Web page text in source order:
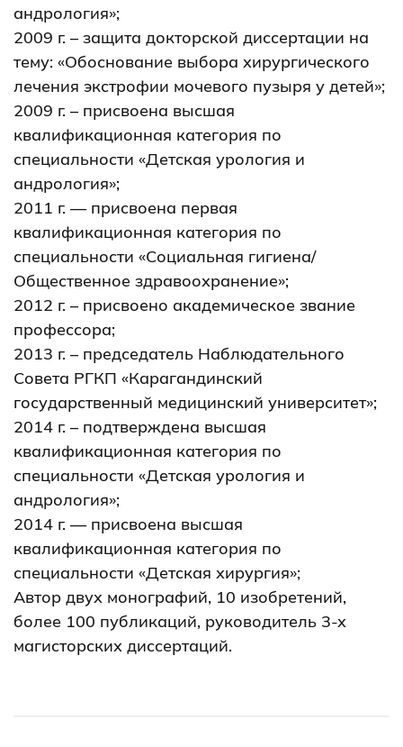
андрология»;
2009 г. – защита докторской диссертации на
тему: «Обоснование выбора хирургического
лечения экстрофии мочевого пузыря у детей»;
2009 г. – присвоена высшая
квалификационная категория по
специальности «Детская урология и
андрология»;
2011 г. — присвоена первая
квалификационная категория по
специальности «Социальная гигиена/
Общественное здравоохранение»;
2012 г. – присвоено академическое звание
профессора;
2013 г. – председатель Наблюдательного
Совета РГКП «Карагандинский
государственный медицинский университет»;
2014 г. – подтверждена высшая
квалификационная категория по
специальности «Детская урология и
андрология»;
2014 г. — присвоена высшая
квалификационная категория по
специальности «Детская хирургия»;
Автор двух монографий, 10 изобретений,
более 100 публикаций, руководитель 3-х
магисторских диссертаций.